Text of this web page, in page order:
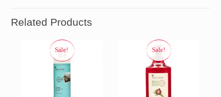
Related Products